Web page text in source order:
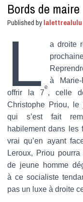
Bords de maire
Published bylalettrealulu
L
a droite
à
offrir la 7
e
, celle
Christophe Priou,
qui s’est fait
habilement dans les
vrai qu’en ayant
Leroux, Priou
de jeune homme
à ce socialiste
pas un luxe à droite